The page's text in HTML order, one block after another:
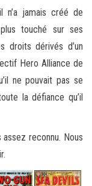
n’a jamais créé de
touché sur ses
droits dérivés d’un
Hero Alliance de
ne pouvait pas se
la défiance qu’il
reconnu. Nous